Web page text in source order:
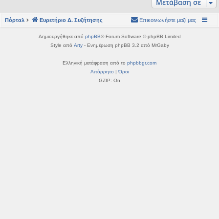
η
Μετάβαση σε
Πόρταλ Ευρετήριο Δ. Συζήτησης Επικοινωνήστε μαζί μας
Δημιουργήθηκε από phpBB® Forum Software © phpBB Limited
Style από Arty- Ενημέρωση phpBB 3.2 από MrGaby
Ελληνική μετάφραση από το phpbbgr.com
Απόρρητο |Όροι
GZIP: On